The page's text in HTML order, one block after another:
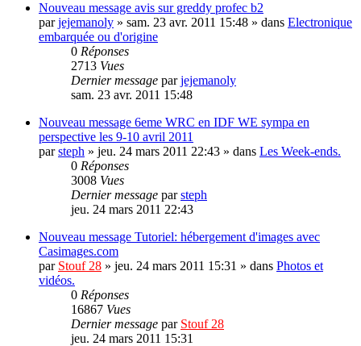
Nouveau message avis sur greddy profec b2
parjejemanoly » sam. 23 avr. 2011 15:48 » dans Electronique
embarquée ou d'origine
0 Réponses
2713 Vues
Dernier message parjejemanoly
sam. 23 avr. 2011 15:48
Nouveau message 6eme WRC en IDF WE sympa en
perspective les 9-10 avril 2011
parsteph » jeu. 24 mars 2011 22:43 » dans Les Week-ends.
0 Réponses
3008 Vues
Dernier message parsteph
jeu. 24 mars 2011 22:43
Nouveau message Tutoriel: hébergement d'images avec
Casimages.com
par Stouf 28 » jeu. 24 mars 2011 15:31 » dans Photos et
vidéos.
0 Réponses
16867 Vues
Dernier message par Stouf 28
jeu. 24 mars 2011 15:31